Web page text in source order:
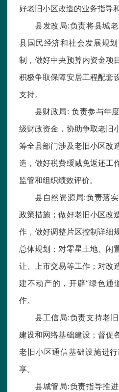
好老旧小区改造的业务指导
县发改局:负责将县城
县国民经济和社会发展规
制，做好中央预算内资金项
积极争取保障安居工程配套
支持。
县财政局: 负责参与年
级财政资金，协助争取老旧
筹全县部门涉及老旧小区改
造，做好税费缓减免返还工
监管和组织绩效评价。
县自然资源局:负责落
政策措施；做好老旧小区改
作，做好调整片区控制详细
总体规划；对零星土地、闲
让、上市交易等工作；对改
建不动产的，开辟“绿色通
作。
县工信局:负责支持老
建设和网络基础建设；督促
老旧小区通信基础设施进
享。
县城管局:负责指导推